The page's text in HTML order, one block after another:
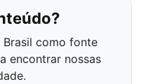
Brasil como fonte
encontrar nossas